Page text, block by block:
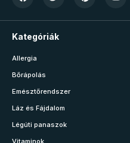
Kategóriák
Allergia
Bőrápolás
Emésztőrendszer
Láz és Fájdalom
Légúti panaszok
Vitaminok